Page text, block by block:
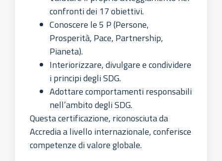
confronti dei 17 obiettivi.
Conoscere le 5 P (Persone,
Prosperità, Pace, Partnership,
Pianeta).
Interiorizzare, divulgare e condividere
i principi degli SDG.
Adottare comportamenti responsabili
nell’ambito degli SDG.
Questa certificazione, riconosciuta da
Accredia a livello internazionale, conferisce
competenze di valore globale.